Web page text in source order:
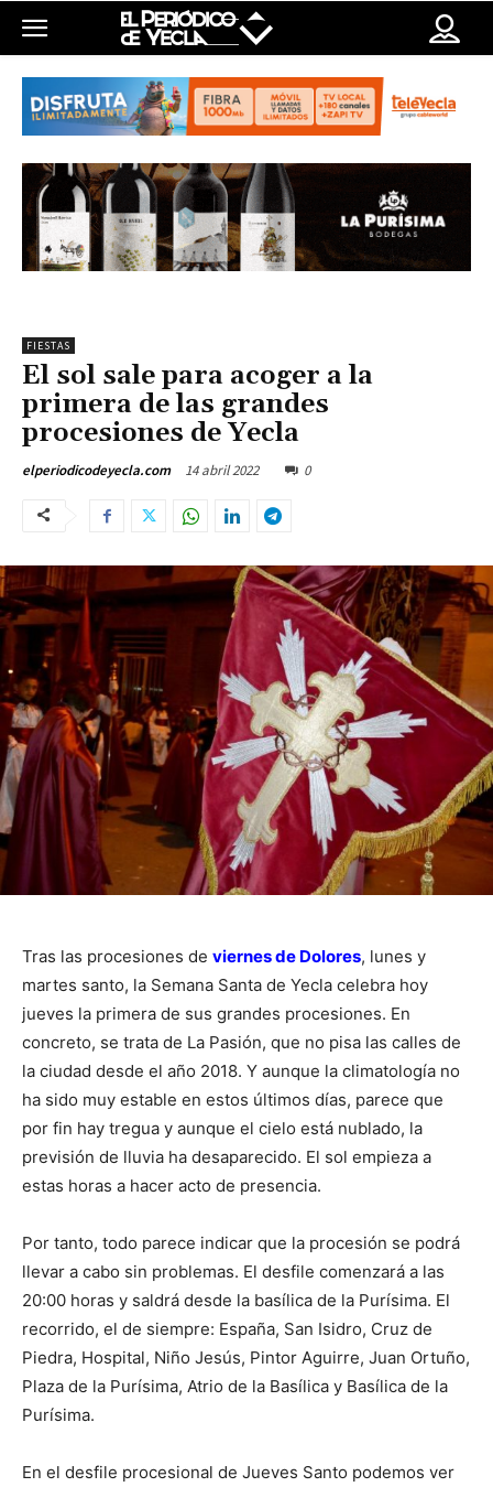
FIESTAS
El sol sale para acoger a la
primera de las grandes
procesiones de Yecla
elperiodicodeyecla.com 14 abril 2022 0
Tras las procesiones de viernes de Dolores, lunes y
martes santo, la Semana Santa de Yecla celebra hoy
jueves la primera de sus grandes procesiones. En
concreto, se trata de La Pasión, que no pisa las calles de
la ciudad desde el año 2018. Y aunque la climatología no
ha sido muy estable en estos últimos días, parece que
por fin hay tregua y aunque el cielo está nublado, la
previsión de lluvia ha desaparecido. El sol empieza a
estas horas a hacer acto de presencia.
Por tanto, todo parece indicar que la procesión se podrá
llevar a cabo sin problemas. El desfile comenzará a las
20:00 horas y saldrá desde la basílica de la Purísima. El
recorrido, el de siempre: España, San Isidro, Cruz de
Piedra, Hospital, Niño Jesús, Pintor Aguirre, Juan Ortuño,
Plaza de la Purísima, Atrio de la Basílica y Basílica de la
Purísima.
En el desfile procesional de Jueves Santo podemos ver